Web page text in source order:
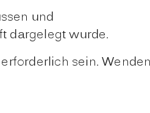
und
dargelegt wurde.
sein.